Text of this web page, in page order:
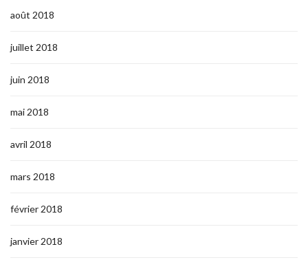
août 2018
juillet 2018
juin 2018
mai 2018
avril 2018
mars 2018
février 2018
janvier 2018